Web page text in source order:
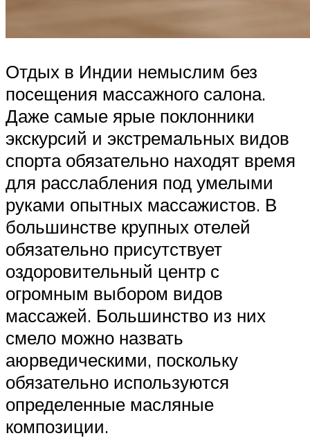
Отдых в Индии немыслим без
посещения массажного салона.
Даже самые ярые поклонники
экскурсий и экстремальных видов
спорта обязательно находят время
для расслабления под умелыми
руками опытных массажистов. В
большинстве крупных отелей
обязательно присутствует
оздоровительный центр с
огромным выбором видов
массажей. Большинство из них
смело можно назвать
аюрведическими, поскольку
обязательно используются
определенные масляные
композиции.